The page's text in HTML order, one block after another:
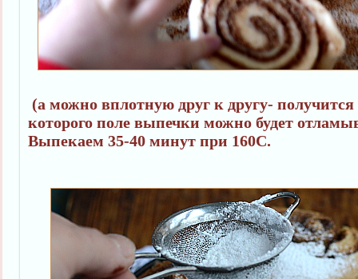
(а можно вплотную друг к другу-
которого поле выпечки можно будет
Выпекаем 35-40 минут при 160С.